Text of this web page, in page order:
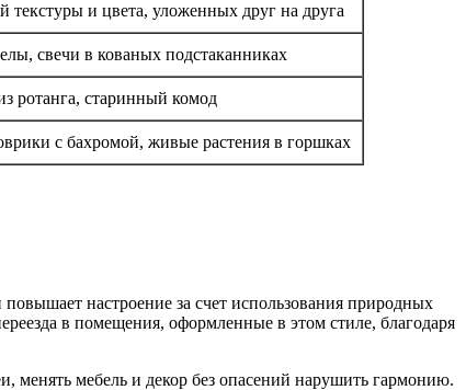
текстуры и цвета, уложенных друг на друга
свечи в кованых подстаканниках
ротанга, старинный комод
с бахромой, живые растения в горшках
настроение за счет использования природных
в помещения, оформленные в этом стиле, благодаря
менять мебель и декор без опасений нарушить гармонию.